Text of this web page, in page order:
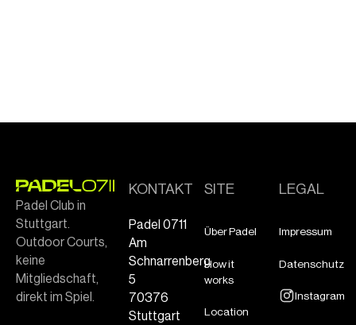
Padel Club in
Stuttgart.
Outdoor Courts,
keine
Mitgliedschaft,
direkt im Spiel.
KONTAKT
Padel 0711
Am
Schnarrenberg
5
70376
Stuttgart
SITE
Über Padel
How it
works
Location
LEGAL
Impressum
Datenschutz
Instagram